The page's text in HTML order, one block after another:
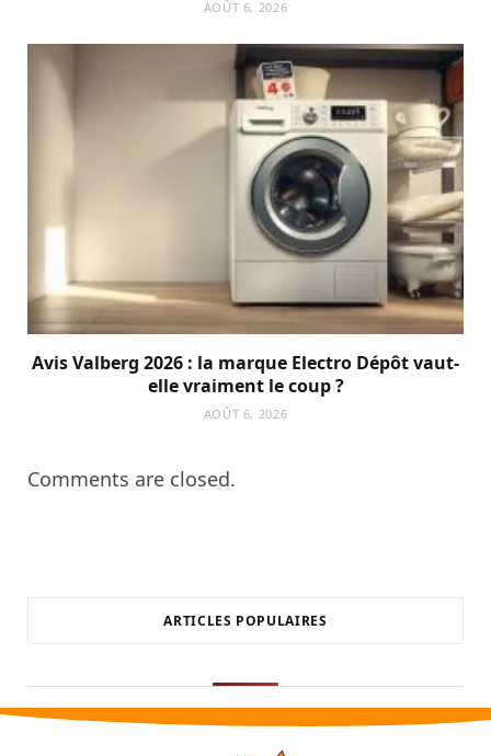
AOÛT 6, 2026
Avis Valberg 2026 : la marque Electro Dépôt vaut-
elle vraiment le coup ?
AOÛT 6, 2026
Comments are closed.
ARTICLES POPULAIRES